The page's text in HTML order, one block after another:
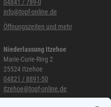
04841 / 789-0
info@topf-online.de
Öffnungszeiten und mehr
Niederlassung Itzehoe
Marie-Curie-Ring 2
25524 Itzehoe
04821 / 8891-50
itzehoe@topf-online.de